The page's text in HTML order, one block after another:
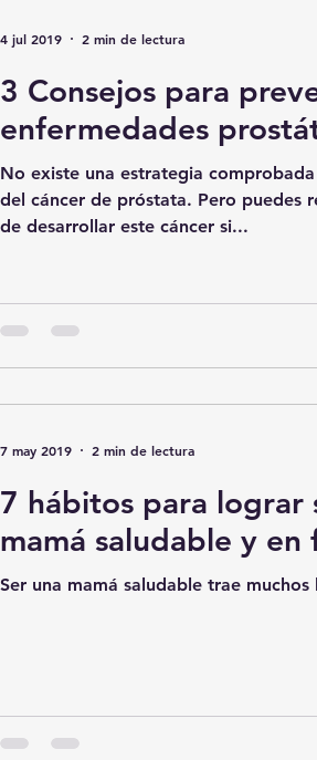
3 Consejos para
enfermedades
No existe una estrategia
del cáncer de próstata. Pero puedes
de desarrollar este cáncer si...
4 jul 2019 2 min de lectura
7 hábitos para lograr
mamá saludable y en
Ser una mamá saludable trae muchos
7 may 2019 2 min de lectura